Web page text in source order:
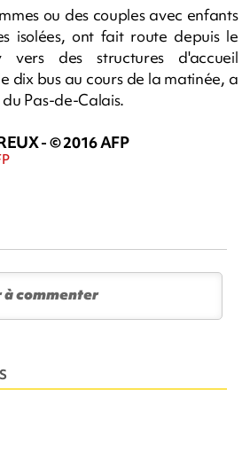
ou des couples avec enfants
isolées, ont fait route depuis le
vers des structures d'accueil
dix bus au cours de la matinée, a
Pas-de-Calais.
- © 2016 AFP